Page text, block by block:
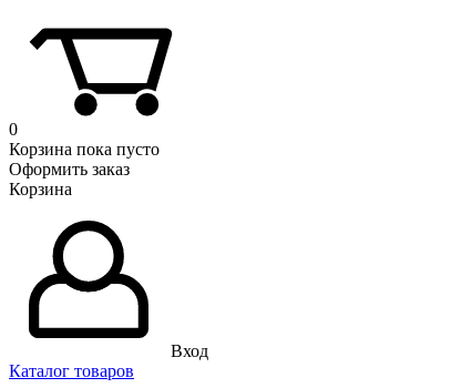
0
Корзина пока пусто
Оформить заказ
Корзина
Вход
Каталог товаров